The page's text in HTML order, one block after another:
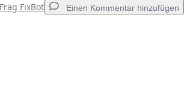
Frag FixBot Einen Kommentar hinzufügen